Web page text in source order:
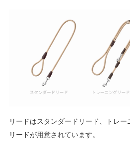
リードはスタンダードリード、トレ
リードが用意されています。